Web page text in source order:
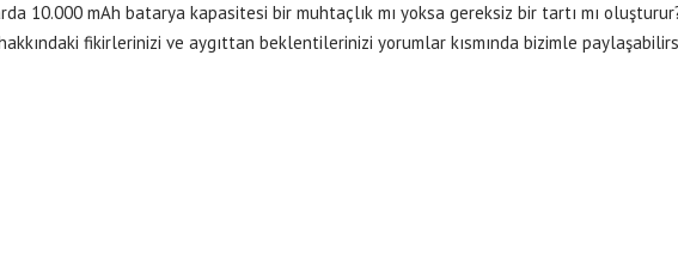
10.000 mAh batarya kapasitesi bir muhtaçlık mı yoksa gereksiz bir tartı mı
fikirlerinizi ve aygıttan beklentilerinizi yorumlar kısmında bizimle